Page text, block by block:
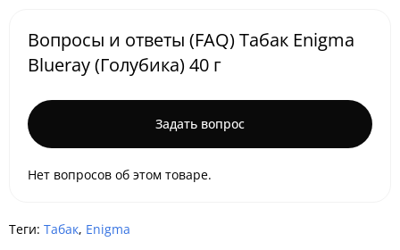
Вопросы и ответы (FAQ) Табак Enigma
Blueray (Голубика) 40 г
Задать вопрос
Нет вопросов об этом товаре.
Теги: Табак, Enigma